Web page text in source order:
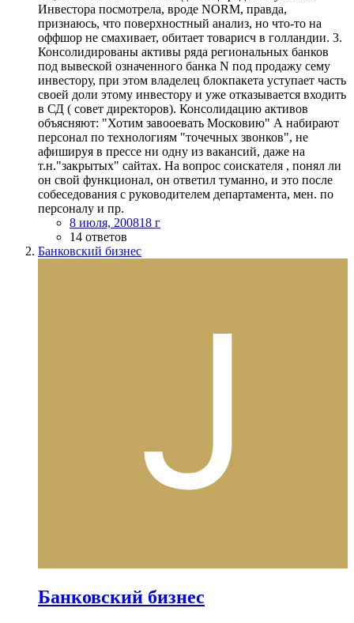
Инвестора посмотрела, вроде NORM, правда,
признаюсь, что поверхностный анализ, но что-то на
оффшор не смахивает, обитает товарисч в голландии. 3.
Консолидированы активы ряда региональных банков
под вывеской означенного банка N под продажу сему
инвестору, при этом владелец блокпакета уступает часть
своей доли этому инвестору и уже отказывается входить
в СД ( совет директоров). Консолидацию активов
объясняют: "Хотим завооевать Московию" А набирают
персонал по технологиям "точечных звонков", не
афишируя в прессе ни одну из вакансий, даже на
т.н."закрытых" сайтах. На вопрос соискателя , понял ли
он свой функционал, он ответил туманно, и это после
собеседования с руководителем департамента, мен. по
персоналу и пр.
8 июля, 200818 г
14 ответов
Банковский бизнес
Банковский бизнес